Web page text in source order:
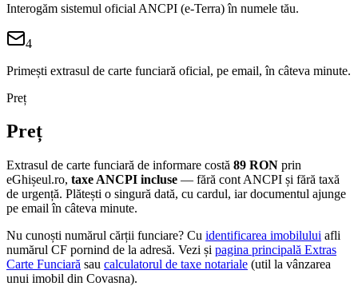
Interogăm sistemul oficial ANCPI (e-Terra) în numele tău.
4
Primești extrasul de carte funciară oficial, pe email, în câteva minute.
Preț
Preț
Extrasul de carte funciară de informare costă 89 RON prin
eGhișeul.ro, taxe ANCPI incluse — fără cont ANCPI și fără taxă
de urgență. Plătești o singură dată, cu cardul, iar documentul ajunge
pe email în câteva minute.
Nu cunoști numărul cărții funciare? Cu identificarea imobilului afli
numărul CF pornind de la adresă. Vezi și pagina principală Extras
Carte Funciară sau calculatorul de taxe notariale (util la vânzarea
unui imobil din Covasna).